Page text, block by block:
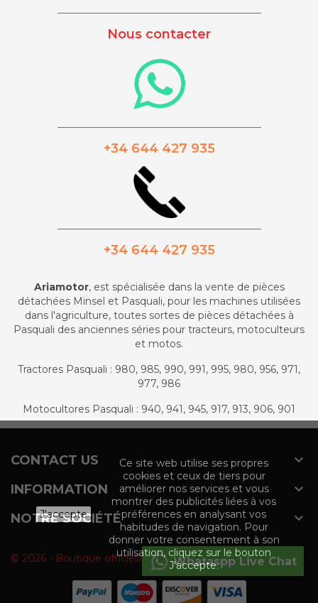
Nous contacter
+34 644 427 935
+34 644 427 935
Ariamotor, est spécialisée dans la vente de pièces
détachées Minsel et Pasquali, pour les machines utilisées
dans l'agriculture, toutes sortes de pièces détachées à
Pasquali des anciennes séries pour tracteurs, motoculteurs
et motos.
Tractores Pasquali : 980, 985, 990, 991, 995, 980, 956, 971,
977, 986
Motocultores Pasquali : 940, 941, 945, 917, 913, 906, 901
CONTACT US 
INFORMATION 
NOTRE SOCIÉTÉ 
Whataspp Live Chat
J'accepte
Ce site web utilise ses propres
cookies et ceux de tiers pour
améliorer nos services et vous
montrer des publicités liées à vos
préférences en analysant vos
habitudes de navigation. Pour
donner votre consentement à son
utilisation, cliquez sur le bouton
J'accepte.
© 2026 - Boutique officielle du groupe Agromaquinaria